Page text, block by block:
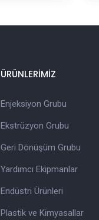
ÜRÜNLERİMİZ
Enjeksiyon Grubu
Ekstrüzyon Grubu
Geri Dönüşüm Grubu
Yardımcı Ekipmanlar
Endüstri Ürünleri
Plastik ve Kimyasallar